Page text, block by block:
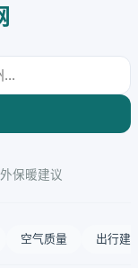
保暖建议
空气质量 出行建